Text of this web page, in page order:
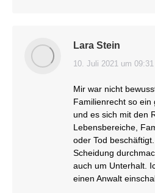
Lara Stein
sagt:
10. Juli 2021 um 09:31
Mir war nicht
Familienrecht so
und es sich mit den
Lebensbereiche,
oder Tod
Scheidung
auch um Unterhalt.
einen Anwalt